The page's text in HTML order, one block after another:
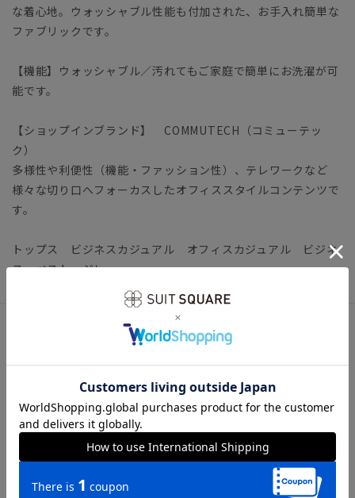
な着心地。ウォッシャブル性能も付加された、お手入れ簡単な
ファブリックです。
【機能】ウォッシャブル／汚れてもご家庭で簡単にお洗濯が可
能です。
【ショップインブランド】 COMMUTECH（コミューテッ
ク）
多様性や利便性（機能・ファッション性）、テレワークなど
様々な切り口へフォーカスしたオフィススタイルコンテンツで
す。
トップス ビジネスカジュアル オフィスカジュアル ビジネ
ス ベスト ジレ
＊セット着用可（ジャケット、パンツは別売りとなります。）
ジャケット：59452304J パンツ：59552304P
【仕様】5つボタン／サイドベルト／総裏仕立て
【モデル】SLV01
【洗濯表示】ドライクリーニング・家庭洗濯可《洗濯機可（ネ
ット使用・弱水流）》